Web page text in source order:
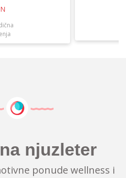
njuzleter
ponude wellness i